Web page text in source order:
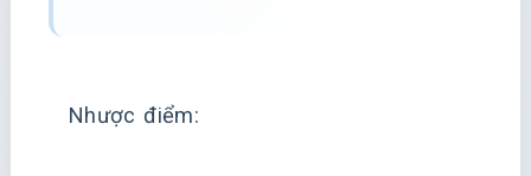
Nhược điểm: